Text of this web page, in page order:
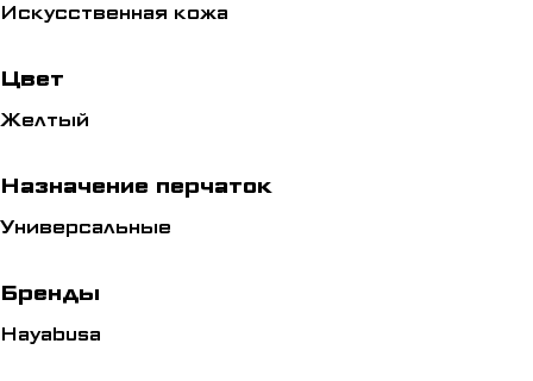
Искусственная кожа
Цвет
Желтый
Назначение перчаток
Универсальные
Бренды
Hayabusa